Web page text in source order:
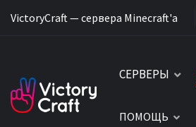
VictoryCraft — сервера Minecraft'a
СЕРВЕРЫ
ПОМОЩЬ